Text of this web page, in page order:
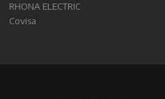
RHONA ELECTRIC
Covisa